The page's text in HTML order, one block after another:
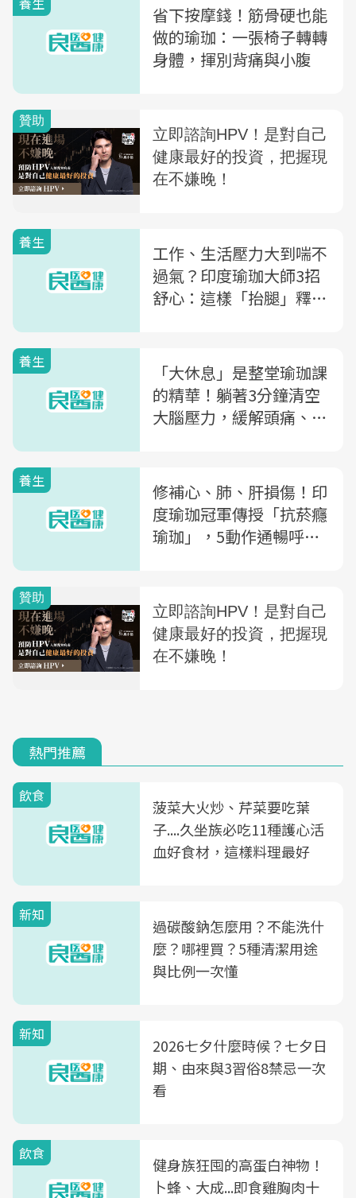
省下按摩錢！筋骨硬也能
做的瑜珈：一張椅子轉轉
身體，揮別背痛與小腹
養生
工作、生活壓力大到喘不
過氣？印度瑜珈大師3招
舒心：這樣「抬腿」釋放
養生
「大休息」是整堂瑜珈課
的精華！躺著3分鐘清空
大腦壓力，緩解頭痛、消
養生
修補心、肺、肝損傷！印
度瑜珈冠軍傳授「抗菸癮
瑜珈」，5動作通暢呼吸
熱門推薦
飲食
菠菜大火炒、芹菜要吃葉
子....久坐族必吃11種護心活
血好食材，這樣料理最好
新知
過碳酸鈉怎麼用？不能洗什
麼？哪裡買？5種清潔用途
與比例一次懂
新知
2026七夕什麼時候？七夕日
期、由來與3習俗8禁忌一次
看
飲食
健身族狂囤的高蛋白神物！
卜蜂、大成...即食雞胸肉十